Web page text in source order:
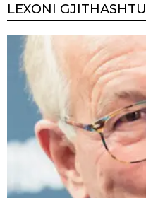
LEXONI GJITHASHTU